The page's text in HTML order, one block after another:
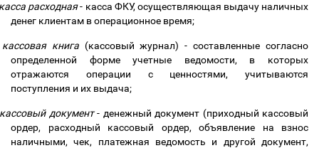
расходная- касса ФКУ, осуществляющая выдачу наличных
денег клиентам в операционное время;
кассовая книга(кассовый журнал) - составленные согласно
определенной форме учетные ведомости, в которых
отражаются операции с ценностями, учитываются
поступления и их выдача;
кассовый документ- денежный документ (приходный кассовый
ордер, расходный кассовый ордер, объявление на взнос
наличными, чек, платежная ведомость и другой документ,